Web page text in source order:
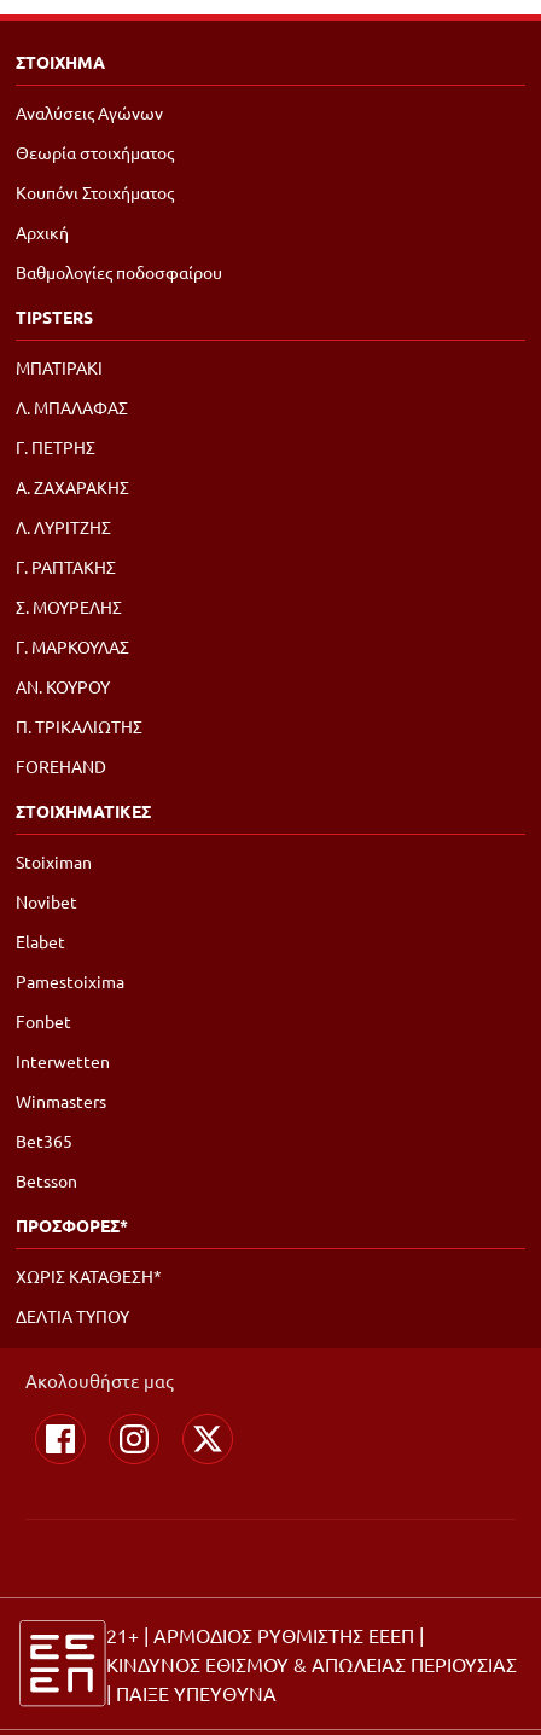
ΣΤΟΙΧΗΜΑ
Αναλύσεις Αγώνων
Θεωρία στοιχήματος
Κουπόνι Στοιχήματος
Αρχική
Βαθμολογίες ποδοσφαίρου
TIPSTERS
ΜΠΑΤΙΡΑΚΙ
Λ. ΜΠΑΛΑΦΑΣ
Γ. ΠΕΤΡΗΣ
Α. ΖΑΧΑΡΑΚΗΣ
Λ. ΛΥΡΙΤΖΗΣ
Γ. ΡΑΠΤΑΚΗΣ
Σ. ΜΟΥΡΕΛΗΣ
Γ. ΜΑΡΚΟΥΛΑΣ
ΑΝ. ΚΟΥΡΟΥ
Π. ΤΡΙΚΑΛΙΩΤΗΣ
FOREHAND
ΣΤΟΙΧΗΜΑΤΙΚΕΣ
Stoiximan
Novibet
Elabet
Pamestoixima
Fonbet
Interwetten
Winmasters
Bet365
Betsson
ΠΡΟΣΦΟΡΕΣ*
ΧΩΡΙΣ ΚΑΤΑΘΕΣΗ*
ΔΕΛΤΙΑ ΤΥΠΟΥ
Ακολουθήστε μας
21+ | ΑΡΜΟΔΙΟΣ ΡΥΘΜΙΣΤΗΣ ΕΕΕΠ |
ΚΙΝΔΥΝΟΣ ΕΘΙΣΜΟΥ & ΑΠΩΛΕΙΑΣ ΠΕΡΙΟΥΣΙΑΣ
| ΠΑΙΞΕ ΥΠΕΥΘΥΝΑ